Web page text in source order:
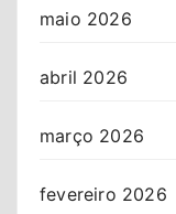
maio 2026
abril 2026
março 2026
fevereiro 2026